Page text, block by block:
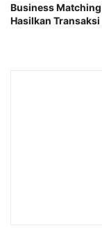
Business Matching
Hasilkan